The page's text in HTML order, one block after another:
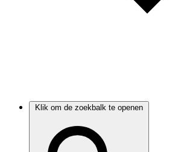
Klik om de zoekbalk te openen